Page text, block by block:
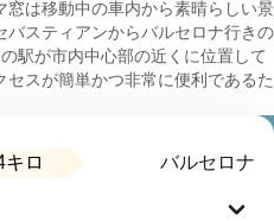
窓は移動中の車内から素晴らしい景
スティアンからバルセロナ行きの
駅が市内中心部の近くに位置して
スが簡単かつ非常に便利であるた
キロ バルセロナ